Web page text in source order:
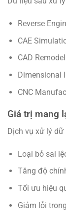
Reverse
CAE
CAD
Dimensional
CNC
Giá trị mang
Dịch vụ xử lý dữ
Loại bỏ sai
Tăng độ
Tối ưu hiệu
Giảm lỗi